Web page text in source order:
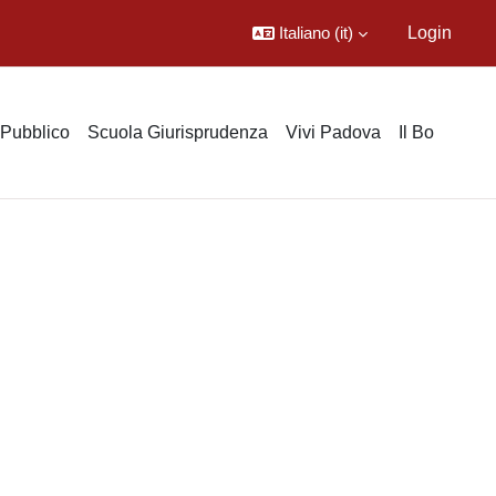
Italiano ‎(it)‎ Login
Scuola Giurisprudenza Vivi Padova Il Bo